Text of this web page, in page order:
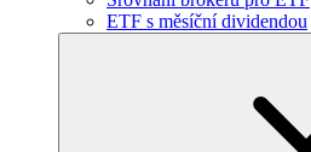
ETF s měsíční dividendou